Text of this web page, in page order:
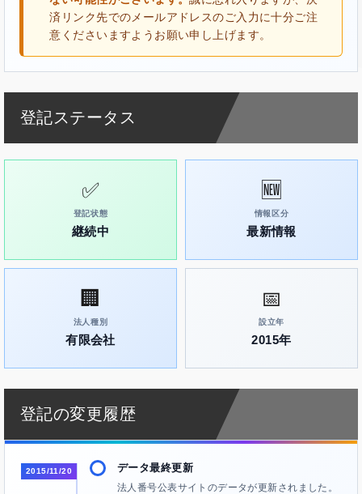
済リンク先でのメールアドレスのご入力に十分ご注
意くださいますようお願い申し上げます。
登記ステータス
✅
登記状態
継続中
🆕
情報区分
最新情報
🏢
法人種別
有限会社
📅
設立年
2015年
登記の変更履歴
2015/11/20 データ最終更新
法人番号公表サイトのデータが更新されました。